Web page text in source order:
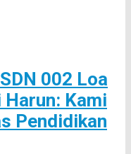
002 Loa
Kami
Pendidikan